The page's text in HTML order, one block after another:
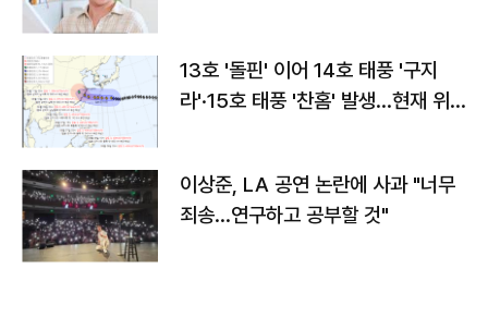
13호 '돌핀' 이어 14호 태풍 '구지
라'·15호 태풍 '찬홈' 발생…현재 위
이상준, LA 공연 논란에 사과 "너무
죄송…연구하고 공부할 것"